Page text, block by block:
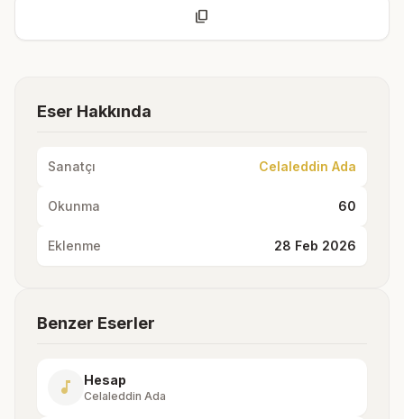
content_copy
Eser Hakkında
Sanatçı Celaleddin Ada
Okunma 60
Eklenme 28 Feb 2026
Benzer Eserler
music_note Hesap
Celaleddin Ada